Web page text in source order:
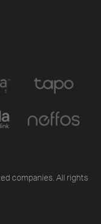
companies. All rights